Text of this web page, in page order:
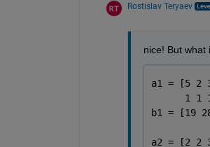
Rostislav Teryaev
nice! But what
a1 = [5 2
1 1
b1 = [19
a2 = [2 2